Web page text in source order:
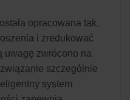
opracowana tak,
i zredukować
uwagę zwrócono na
szczególnie
system